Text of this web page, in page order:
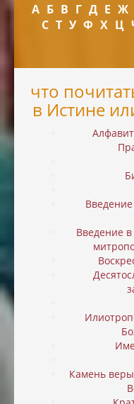
А Б В Г Д Е Ж
С Т У Ф Х Ц
что
в Истине
Введение
Камень